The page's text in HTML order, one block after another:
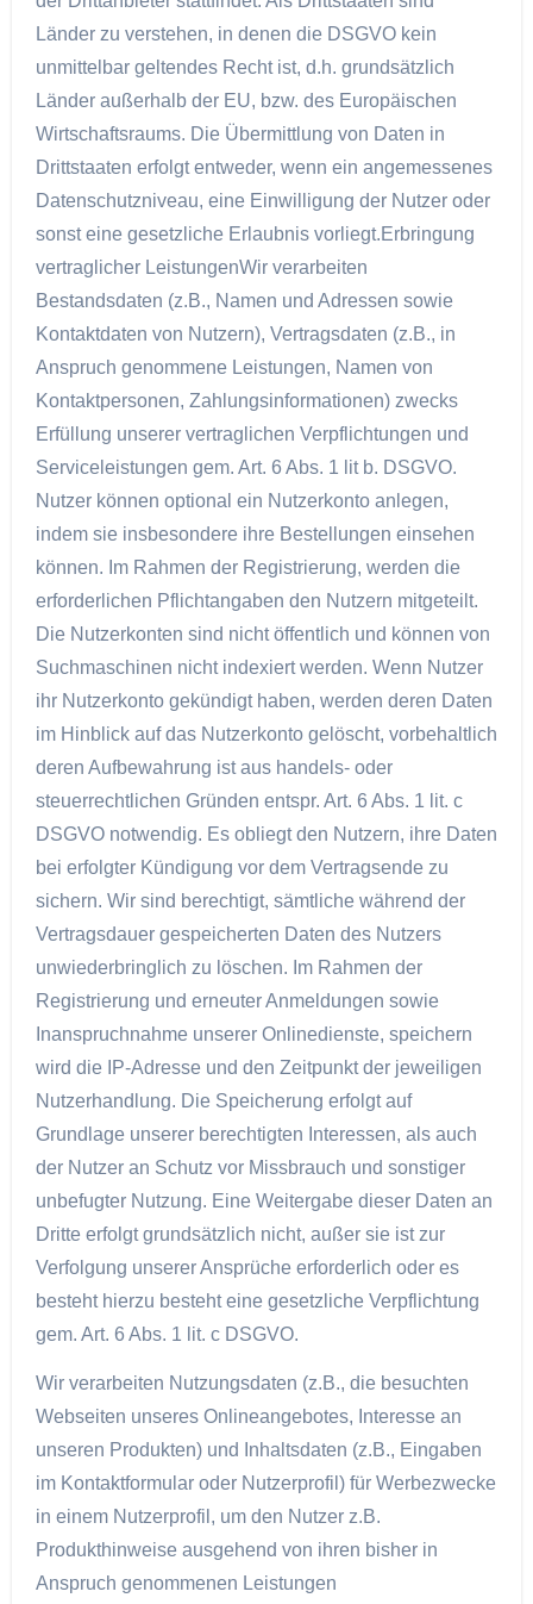
Länder zu verstehen, in denen die DSGVO kein
unmittelbar geltendes Recht ist, d.h. grundsätzlich
Länder außerhalb der EU, bzw. des Europäischen
Wirtschaftsraums. Die Übermittlung von Daten in
Drittstaaten erfolgt entweder, wenn ein angemessenes
Datenschutzniveau, eine Einwilligung der Nutzer oder
sonst eine gesetzliche Erlaubnis vorliegt.Erbringung
vertraglicher LeistungenWir verarbeiten
Bestandsdaten (z.B., Namen und Adressen sowie
Kontaktdaten von Nutzern), Vertragsdaten (z.B., in
Anspruch genommene Leistungen, Namen von
Kontaktpersonen, Zahlungsinformationen) zwecks
Erfüllung unserer vertraglichen Verpflichtungen und
Serviceleistungen gem. Art. 6 Abs. 1 lit b. DSGVO.
Nutzer können optional ein Nutzerkonto anlegen,
indem sie insbesondere ihre Bestellungen einsehen
können. Im Rahmen der Registrierung, werden die
erforderlichen Pflichtangaben den Nutzern mitgeteilt.
Die Nutzerkonten sind nicht öffentlich und können von
Suchmaschinen nicht indexiert werden. Wenn Nutzer
ihr Nutzerkonto gekündigt haben, werden deren Daten
im Hinblick auf das Nutzerkonto gelöscht, vorbehaltlich
deren Aufbewahrung ist aus handels- oder
steuerrechtlichen Gründen entspr. Art. 6 Abs. 1 lit. c
DSGVO notwendig. Es obliegt den Nutzern, ihre Daten
bei erfolgter Kündigung vor dem Vertragsende zu
sichern. Wir sind berechtigt, sämtliche während der
Vertragsdauer gespeicherten Daten des Nutzers
unwiederbringlich zu löschen. Im Rahmen der
Registrierung und erneuter Anmeldungen sowie
Inanspruchnahme unserer Onlinedienste, speichern
wird die IP-Adresse und den Zeitpunkt der jeweiligen
Nutzerhandlung. Die Speicherung erfolgt auf
Grundlage unserer berechtigten Interessen, als auch
der Nutzer an Schutz vor Missbrauch und sonstiger
unbefugter Nutzung. Eine Weitergabe dieser Daten an
Dritte erfolgt grundsätzlich nicht, außer sie ist zur
Verfolgung unserer Ansprüche erforderlich oder es
besteht hierzu besteht eine gesetzliche Verpflichtung
gem. Art. 6 Abs. 1 lit. c DSGVO.
Wir verarbeiten Nutzungsdaten (z.B., die besuchten
Webseiten unseres Onlineangebotes, Interesse an
unseren Produkten) und Inhaltsdaten (z.B., Eingaben
im Kontaktformular oder Nutzerprofil) für Werbezwecke
in einem Nutzerprofil, um den Nutzer z.B.
Produkthinweise ausgehend von ihren bisher in
Anspruch genommenen Leistungen